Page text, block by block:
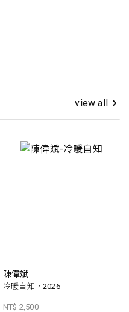
view all
陳偉斌
冷暖自知，2026
NT$ 2,500